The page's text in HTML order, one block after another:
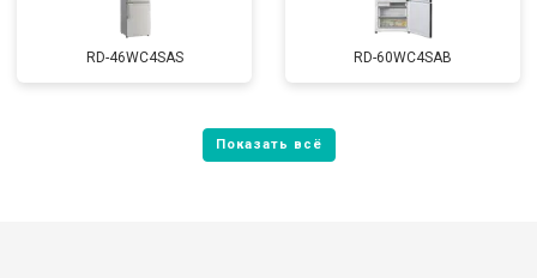
RD-46WC4SAS RD-60WC4SAB